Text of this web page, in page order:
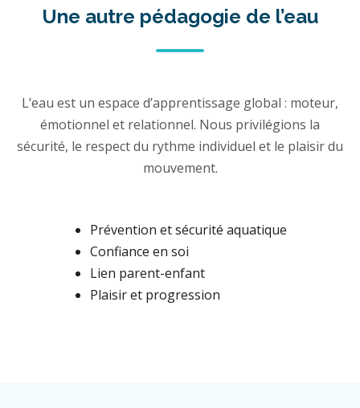
Une autre pédagogie de l’eau
L’eau est un espace d’apprentissage global : moteur,
émotionnel et relationnel. Nous privilégions la
sécurité, le respect du rythme individuel et le plaisir du
mouvement.
Prévention et sécurité aquatique
Confiance en soi
Lien parent-enfant
Plaisir et progression